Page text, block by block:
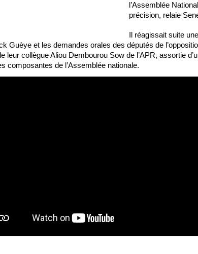
l’Assemblée
précision, relaie
Il réagissait suite
Guèye et les demandes orales des députés de
leur collègue Aliou Dembourou Sow de l’APR, assortie
composantes de l’Assemblée nationale.